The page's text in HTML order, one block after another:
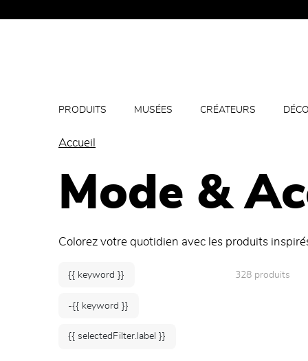
PRODUITS MUSÉES CRÉATEURS
Accueil
Mode &
Colorez votre quotidien avec les produits
{{ keyword }}
-{{ keyword }}
{{ selectedFilter.label }}
328 produits